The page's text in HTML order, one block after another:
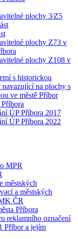
plochy 3⁄Z5
plochy Z73 v
plochy Z108 v
s historickou
navazující na plochy s
ve městě Příbor
ÚP Příbora 2017
ÚP Příbora 2022
MPR
městských
a městských
ČR
Příbora
reklamního označení
Příbor a jejím